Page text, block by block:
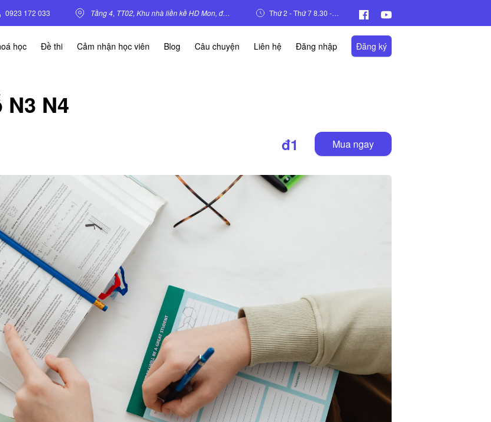
0923 172 033 Tầng 4, TT02, Khu nhà liền kề HD Mon, đường Hàm Nghi, Phường Mỹ Đình 2, Quận Nam Từ Liêm,Hà Nội Thứ 2 - Thứ 7 8.30 - 17.30
học Đề thi Cảm nhận học viên Blog Câu chuyện Liên hệ Đăng nhập Đăng ký
N4
đ1 Mua ngay